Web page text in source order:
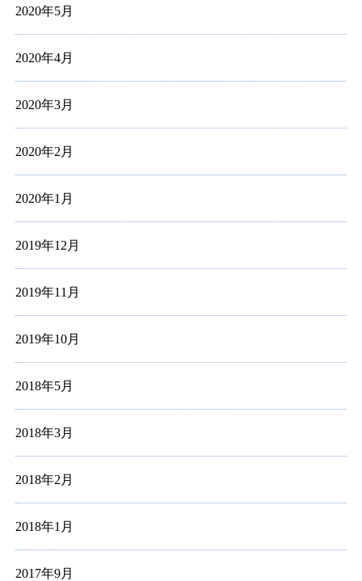
2020年5月
2020年4月
2020年3月
2020年2月
2020年1月
2019年12月
2019年11月
2019年10月
2018年5月
2018年3月
2018年2月
2018年1月
2017年9月